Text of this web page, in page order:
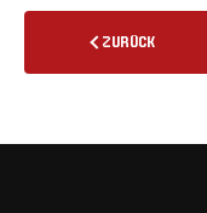
ZURÜCK